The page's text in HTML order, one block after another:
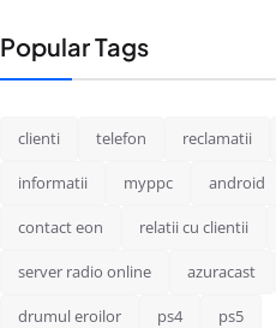
Popular Tags
clienti telefon reclamatii
informatii myppc android
contact eon relatii cu clientii
server radio online azuracast
drumul eroilor ps4 ps5